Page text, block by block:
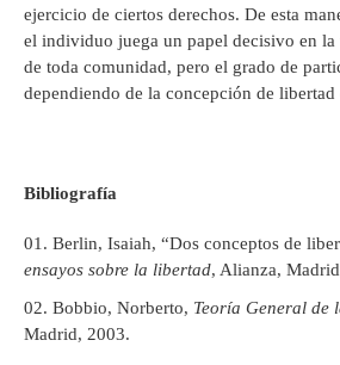
ejercicio de ciertos derechos. De esta
el individuo juega un papel decisivo en
de toda comunidad, pero el grado de
dependiendo de la concepción de
Bibliografía
Berlin, Isaiah, “Dos conceptos de
ensayos sobre la libertad, Alianza,
Bobbio, Norberto, Teoría General de
Madrid, 2003.